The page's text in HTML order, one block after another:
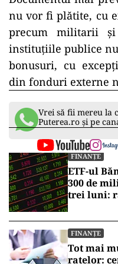
nu vor fi plătite, cu
precum militarii și
instituțiile publice
bonusuri, cu
din fonduri externe
Vrei să fii mereu la
Puterea.ro și pe
FINANȚE
ETF-ul
300 de
trei luni:
corecții
FINANȚE
Tot mai
ratelor: